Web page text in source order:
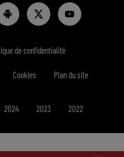
de confidentialité
Cookies Plan du site
2024 2023 2022